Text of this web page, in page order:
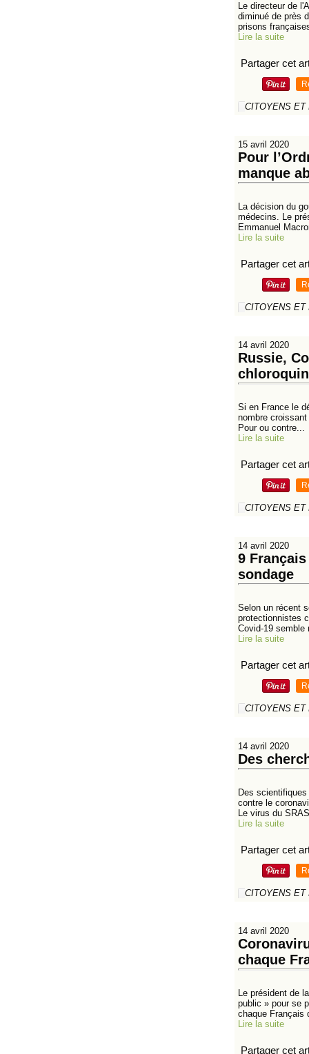
Le directeur de
diminué de près
prisons
Lire la suite
Partager cet
CITOYENS ET
15 avril 2020
Pour
manque
La décision du
médecins. Le
Emmanuel
Lire la suite
Partager cet
CITOYENS ET
14 avril 2020
Russie,
Si en France le
nombre
Pour ou contre...
Lire la suite
Partager cet
CITOYENS ET
14 avril 2020
9
sondage
Selon un récent
protectionnistes
Covid-19 semble
Lire la suite
Partager cet
CITOYENS ET
14 avril 2020
Des
Des
contre le
Le virus du
Lire la suite
Partager cet
CITOYENS ET
14 avril 2020
chaque
Le président de
public » pour se
chaque Français
Lire la suite
Partager cet